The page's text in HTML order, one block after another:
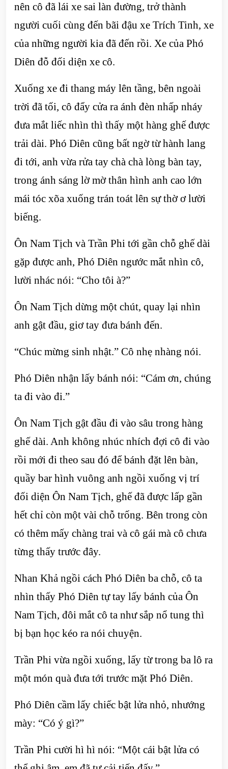
nên cô đã lái xe sai làn đường, trở thành
người cuối cùng đến bãi đậu xe Trích Tinh, xe
của những người kia đã đến rồi. Xe của Phó
Diên đỗ đối diện xe cô.
Xuống xe đi thang máy lên tầng, bên ngoài
trời đã tối, cô đẩy cửa ra ánh đèn nhấp nháy
đưa mắt liếc nhìn thì thấy một hàng ghế được
trải dài. Phó Diên cũng bất ngờ từ hành lang
đi tới, anh vừa rửa tay chà chà lòng bàn tay,
trong ánh sáng lờ mờ thân hình anh cao lớn
mái tóc xõa xuống trán toát lên sự thờ ơ lười
biếng.
Ôn Nam Tịch và Trần Phi tới gần chỗ ghế dài
gặp được anh, Phó Diên ngước mắt nhìn cô,
lười nhác nói: “Cho tôi à?”
Ôn Nam Tịch dừng một chút, quay lại nhìn
anh gật đầu, giơ tay đưa bánh đến.
“Chúc mừng sinh nhật.” Cô nhẹ nhàng nói.
Phó Diên nhận lấy bánh nói: “Cám ơn, chúng
ta đi vào đi.”
Ôn Nam Tịch gật đầu đi vào sâu trong hàng
ghế dài. Anh không nhúc nhích đợi cô đi vào
rồi mới đi theo sau đó để bánh đặt lên bàn,
quầy bar hình vuông anh ngồi xuống vị trí
đối diện Ôn Nam Tịch, ghế đã được lấp gần
hết chỉ còn một vài chỗ trống. Bên trong còn
có thêm mấy chàng trai và cô gái mà cô chưa
từng thấy trước đây.
Nhan Khả ngồi cách Phó Diên ba chỗ, cô ta
nhìn thấy Phó Diên tự tay lấy bánh của Ôn
Nam Tịch, đôi mắt cô ta như sắp nổ tung thì
bị bạn học kéo ra nói chuyện.
Trần Phi vừa ngồi xuống, lấy từ trong ba lô ra
một món quà đưa tới trước mặt Phó Diên.
Phó Diên cầm lấy chiếc bật lửa nhỏ, nhướng
mày: “Có ý gì?”
Trần Phi cười hì hì nói: “Một cái bật lửa có